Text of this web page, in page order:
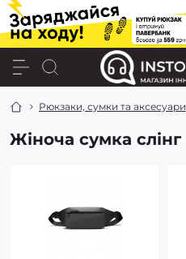
Рюкзаки, сумки та аксесуари
Жіноча сумка слінг